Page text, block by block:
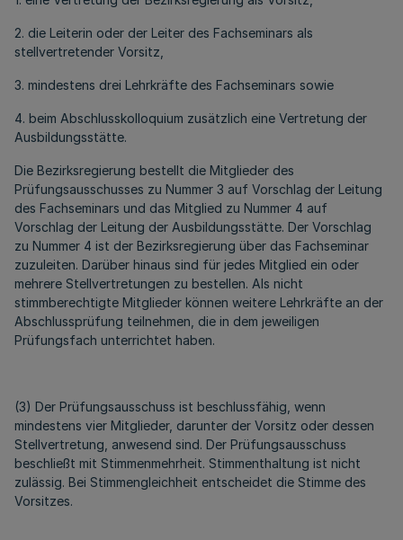
2. die Leiterin oder der Leiter des Fachseminars als
stellvertretender Vorsitz,
3. mindestens drei Lehrkräfte des Fachseminars sowie
4. beim Abschlusskolloquium zusätzlich eine Vertretung der
Ausbildungsstätte.
Die Bezirksregierung bestellt die Mitglieder des
Prüfungsausschusses zu Nummer 3 auf Vorschlag der Leitung
des Fachseminars und das Mitglied zu Nummer 4 auf
Vorschlag der Leitung der Ausbildungsstätte. Der Vorschlag
zu Nummer 4 ist der Bezirksregierung über das Fachseminar
zuzuleiten. Darüber hinaus sind für jedes Mitglied ein oder
mehrere Stellvertretungen zu bestellen. Als nicht
stimmberechtigte Mitglieder können weitere Lehrkräfte an der
Abschlussprüfung teilnehmen, die in dem jeweiligen
Prüfungsfach unterrichtet haben.
(3) Der Prüfungsausschuss ist beschlussfähig, wenn
mindestens vier Mitglieder, darunter der Vorsitz oder dessen
Stellvertretung, anwesend sind. Der Prüfungsausschuss
beschließt mit Stimmenmehrheit. Stimmenthaltung ist nicht
zulässig. Bei Stimmengleichheit entscheidet die Stimme des
Vorsitzes.